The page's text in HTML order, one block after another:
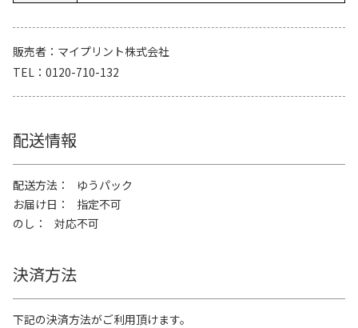
販売者
マイプリント株式会社
TEL
0120-710-132
配送情報
配送方法
ゆうパック
お届け日
指定不可
のし
対応不可
決済方法
下記の決済方法がご利用頂けます。